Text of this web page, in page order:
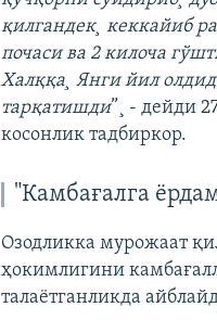
қилгандек¸ кеккайиб
почаси ва 2 килоча
Халққа¸ Янги йил
тарқатишди”¸ - дейди
косонлик тадбиркор.
"Камбағалга
Озодликка мурожаат
ҳокимлигини
талаëтганликда